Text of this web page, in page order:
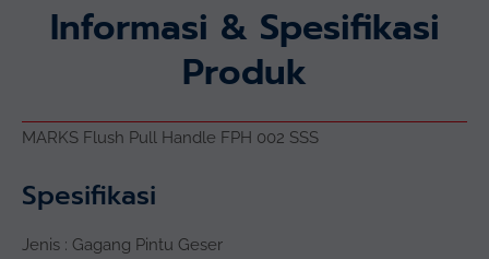
Informasi & Spesifikasi
Produk
MARKS Flush Pull Handle FPH 002 SSS
Spesifikasi
Jenis : Gagang Pintu Geser